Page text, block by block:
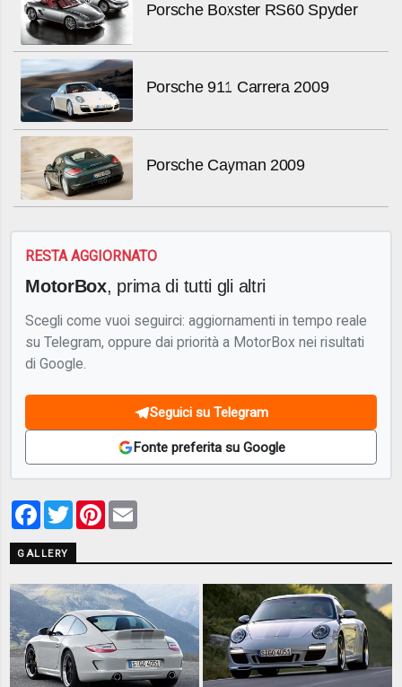
Porsche Boxster RS60 Spyder
Porsche 911 Carrera 2009
Porsche Cayman 2009
RESTA AGGIORNATO
MotorBox, prima di tutti gli altri
Scegli come vuoi seguirci: aggiornamenti in tempo reale
su Telegram, oppure dai priorità a MotorBox nei risultati
di Google.
Seguici su Telegram
Fonte preferita su Google
Facebook
TwitterPinterest
GALLERY